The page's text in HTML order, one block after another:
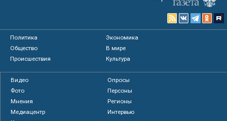
Политика
Экономика
Общество
В мире
Происшествия
Культура
Видео
Опросы
Фото
Персоны
Мнения
Регионы
Медиацентр
Интервью